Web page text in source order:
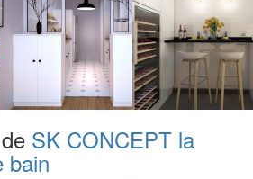
SK CONCEPT la
bain